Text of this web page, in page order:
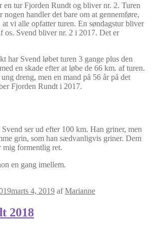
en tur Fjorden Rundt og bliver nr. 2. Turen
nogen handler det bare om at gennemføre,
at vi alle opfatter turen. En søndagstur bliver
os. Svend bliver nr. 2 i 2017. Det er
har Svend løbet turen 3 gange plus den
en skade efter at løbe de 66 km. af turen.
dreng, men en mand på 56 år på det
Fjorden Rundt i 2017.
ser ud efter 100 km. Han griner, men
grin, som han sædvanligvis griner. Dem
mig formentlig ret.
en gang imellem.
marts 4, 2019 afMarianne
2018